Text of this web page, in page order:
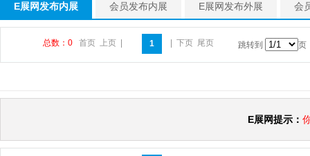
E展网发布内展 会员发布内展 E展网发布外展 会
总数：0 首页 上页 1 下页 尾页 跳转到 页
E展网提示：